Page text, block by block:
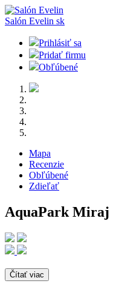
Salón Evelin sk
Prihlásiť sa
Pridať firmu
Obľúbené
Mapa
Recenzie
Obľúbené
Zdieľať
AquaPark Miraj
Čítať viac